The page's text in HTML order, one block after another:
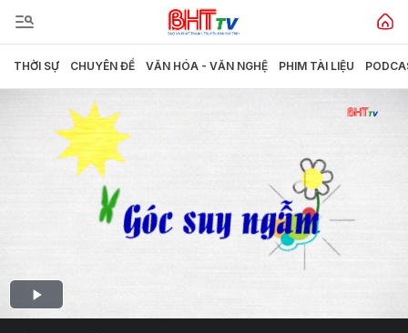
THỜI SỰ CHUYÊN ĐỀ VĂN HÓA - VĂN NGHỆ PHIM TÀI LIỆU